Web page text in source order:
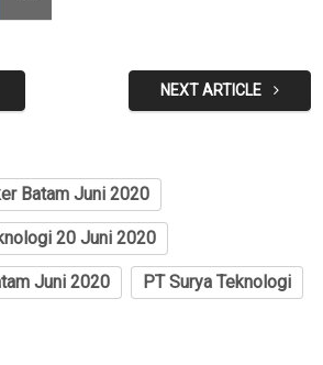
NEXT ARTICLE
Batam Juni 2020
20 Juni 2020
Juni 2020 PT Surya Teknologi